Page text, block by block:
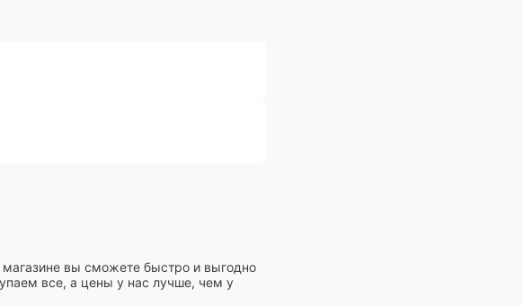
вы сможете быстро и выгодно
все, а цены у нас лучше, чем у